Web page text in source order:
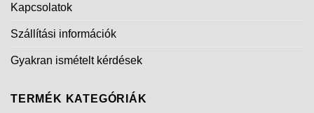
Kapcsolatok
Szállítási információk
Gyakran ismételt kérdések
TERMÉK KATEGÓRIÁK